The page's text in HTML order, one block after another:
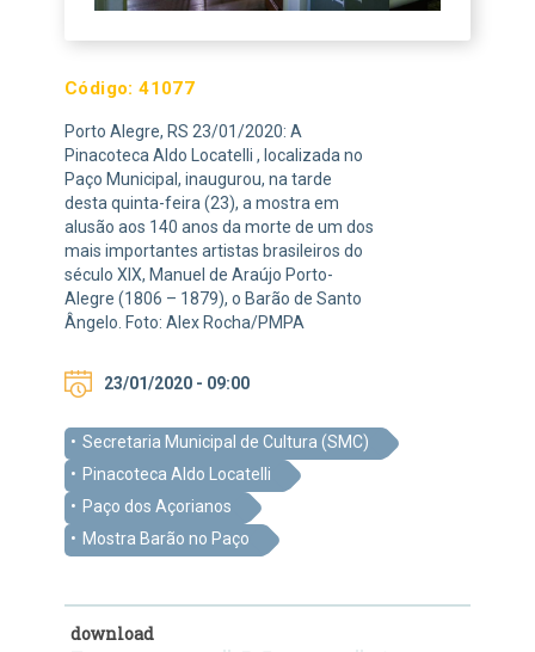
Código:41077
Porto Alegre, RS 23/01/2020: A
Pinacoteca Aldo Locatelli , localizada no
Paço Municipal, inaugurou, na tarde
desta quinta-feira (23), a mostra em
alusão aos 140 anos da morte de um dos
mais importantes artistas brasileiros do
século XIX, Manuel de Araújo Porto-
Alegre (1806 – 1879), o Barão de Santo
Ângelo. Foto: Alex Rocha/PMPA
23/01/2020 - 09:00
Secretaria Municipal de Cultura (SMC)
Pinacoteca Aldo Locatelli
Paço dos Açorianos
Mostra Barão no Paço
download